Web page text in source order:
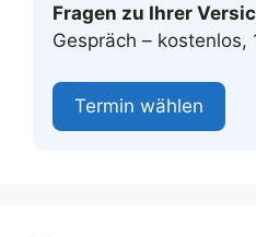
Fragen zu Ihrer
Gespräch – kostenlos,
Termin wählen